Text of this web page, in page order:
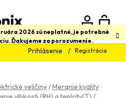
2026 sú neplatné, je potrebné
Ďakujeme za porozumenie.
Prihlásenie Registrácia
Hľadať
veličiny/Meranie kvality